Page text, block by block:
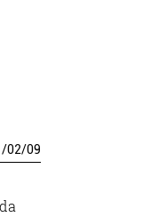
/02/09